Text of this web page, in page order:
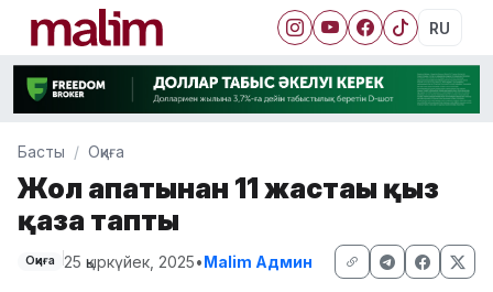
RU
Басты Оқиға
Жол апатынан 11 жастағы қыз
қаза тапты
Оқиға 25 қыркүйек, 2025•Malim Админ